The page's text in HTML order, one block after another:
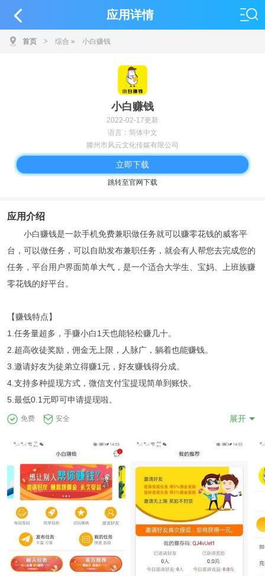
应用详情
首页 > 综合 » 小白赚钱
小白赚钱
2022-02-17更新
语言：简体中文
滕州市风云文化传媒有限公司
立即下载
跳转至官网下载
应用介绍
小白赚钱是一款手机免费兼职做任务就可以赚零花钱的威客平
台，可以做任务，可以自助发布兼职任务，就会有人帮您去完成您的
任务，平台用户界面简单大气，是一个适合大学生、宝妈、上班族赚
零花钱的好平台。
【赚钱特点】
1.任务量超多，手赚小白1天也能轻松赚几十。
2.超高收徒奖励，佣金无上限，人脉广，躺着也能赚钱。
3.邀请好友为徒弟立得赚1元，好友赚钱得分成。
4.支持多种提现方式，微信支付宝提现简单到账快。
5.最低0.1元即可申请提现啦。
免费 安全 展开